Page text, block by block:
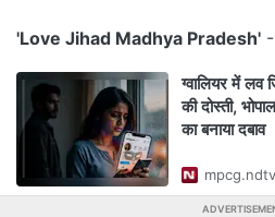
'Love Jihad Madhya Pradesh'
ग्वालियर में लव
की दोस्ती,
का बनाया दबाव